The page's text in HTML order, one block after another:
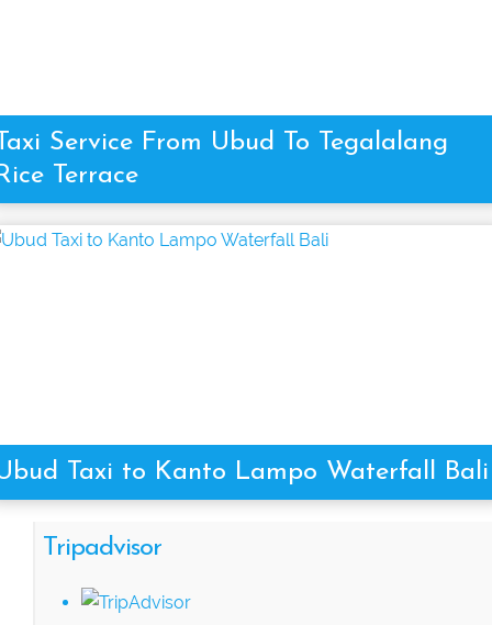
Service From Ubud To Tegalalang
Terrace
Taxi to Kanto Lampo Waterfall Bali
Tripadvisor